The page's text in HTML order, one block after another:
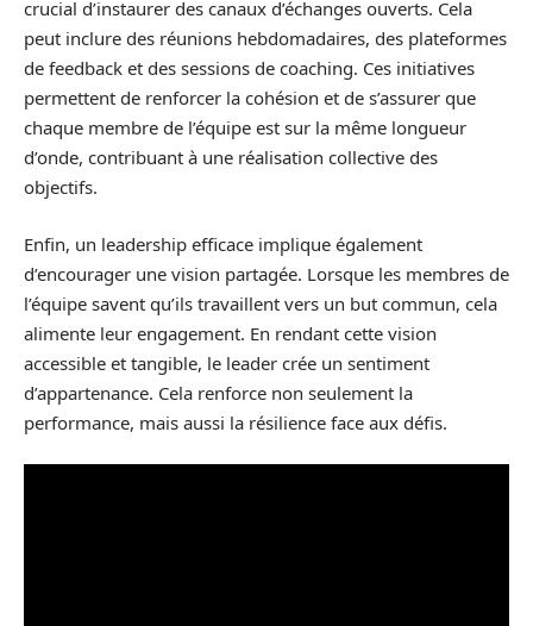
crucial d’instaurer des canaux d’échanges ouverts. Cela
peut inclure des réunions hebdomadaires, des plateformes
de feedback et des sessions de coaching. Ces initiatives
permettent de renforcer la cohésion et de s’assurer que
chaque membre de l’équipe est sur la même longueur
d’onde, contribuant à une réalisation collective des
objectifs.
Enfin, un leadership efficace implique également
d’encourager une vision partagée. Lorsque les membres de
l’équipe savent qu’ils travaillent vers un but commun, cela
alimente leur engagement. En rendant cette vision
accessible et tangible, le leader crée un sentiment
d’appartenance. Cela renforce non seulement la
performance, mais aussi la résilience face aux défis.